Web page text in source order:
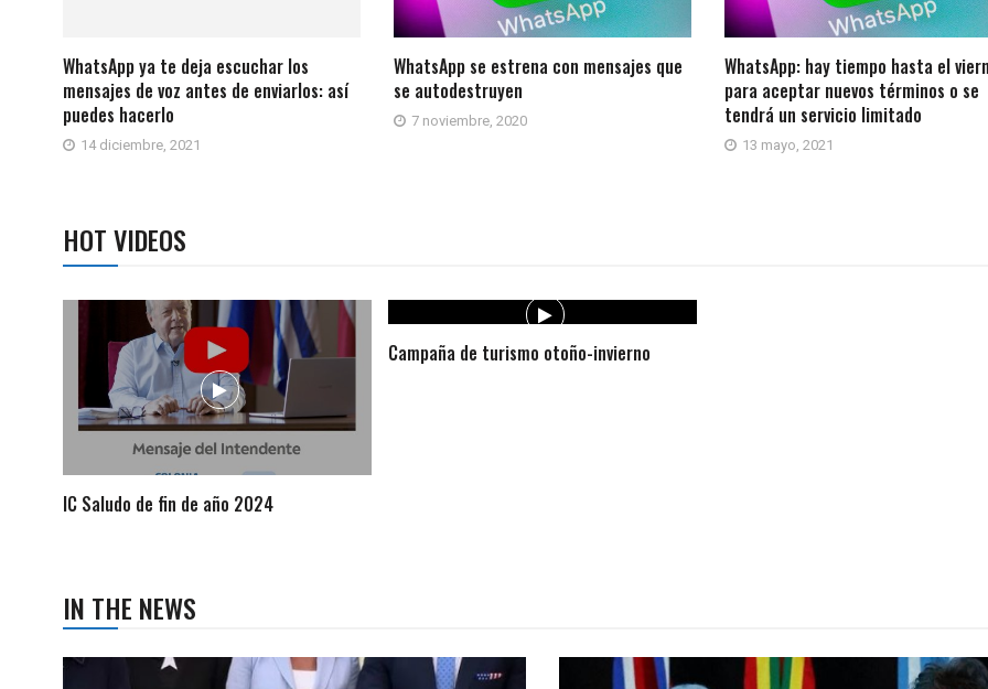
WhatsApp ya te deja escuchar los
mensajes de voz antes de enviarlos: así
puedes hacerlo
14 diciembre, 2021
WhatsApp se estrena con mensajes que
se autodestruyen
7 noviembre, 2020
WhatsApp: hay tiempo hasta el
para aceptar nuevos términos o se
tendrá un servicio limitado
13 mayo, 2021
HOT VIDEOS
IC Saludo de fin de año 2024
Campaña de turismo otoño-invierno
IN THE NEWS